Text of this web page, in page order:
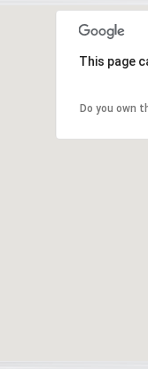
This page
Do you own